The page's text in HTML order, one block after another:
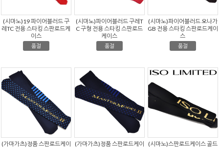
(시마노)19 파이어블러드 구
레TC 전용 스타킹 스판로드케
이스
품절
(시마노)파이어블러드 구레T
C 구형 전용 스타킹 스판로드
케이스
품절
(시마노)파이어블러드 오나가
GB 전용 스타킹 스판로드케이
스
품절
(가마가츠)정품 스판로드케이
(가마가츠)정품 스판로드케이
(시마노)스판로드케이스 골드